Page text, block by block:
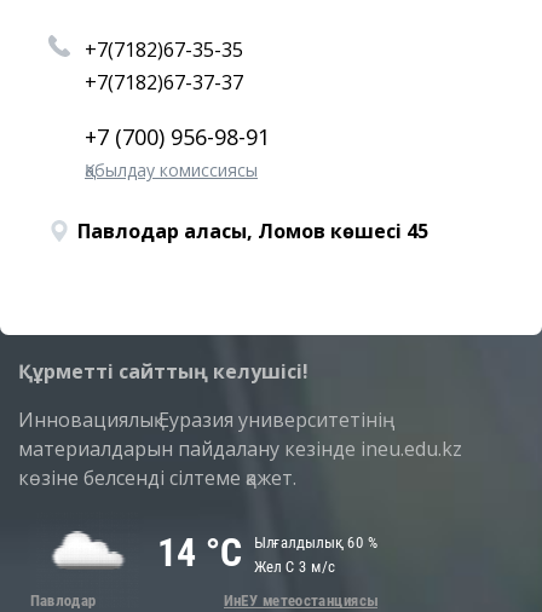
+7(7182)67-35-35
+7(7182)67-37-37
+7 (700) 956-98-91
Қабылдау комиссиясы
Павлодар қаласы, Ломов көшесі 45
Құрметті сайттың келушісі!
Инновациялық Еуразия университетінің
материалдарын пайдалану кезінде ineu.edu.kz
көзіне белсенді сілтеме қажет.